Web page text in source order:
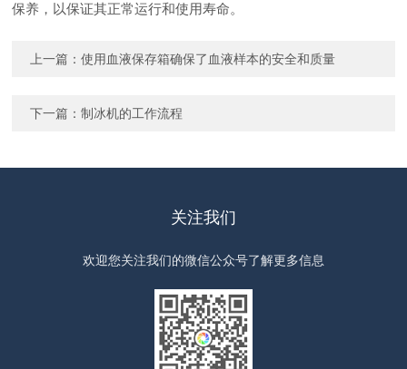
保养，以保证其正常运行和使用寿命。
上一篇：使用血液保存箱确保了血液样本的安全和质量
下一篇：制冰机的工作流程
关注我们
欢迎您关注我们的微信公众号了解更多信息